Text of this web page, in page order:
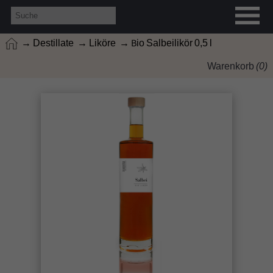
→ Destillate → Liköre → Bio Salbeilikör 0,5 l
Warenkorb (0)